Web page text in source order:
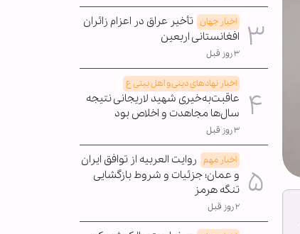
اخبار جهان تأخیر عراق در اعزام زائران
افغانستانی اربعین
۳ روز قبل
اخبار نهادهای دینی و اهل بیتی ع
عاقبت‌به‌خیری شهید لاریجانی نتیجه
سال‌ها مجاهدت و اخلاص بود
۳ روز قبل
اخبار مهم روایت العربیه از توافق ایران
و عمان؛ جزئیات و شروط بازگشایی
تنگه هرمز
۲ روز قبل